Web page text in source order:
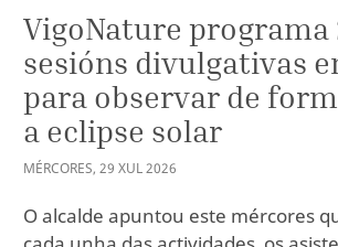
VigoNature programa
sesións divulgativas
para observar de
a eclipse solar
MÉRCORES, 29 XUL2026
O alcalde apuntou este mércores